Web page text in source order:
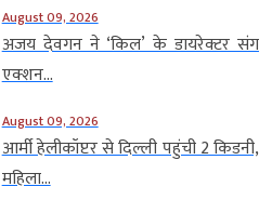
August 09, 2026
अजय देवगन ने ‘किल’ के डायरेक्टर संग
एक्शन...
August 09, 2026
आर्मी हेलीकॉप्टर से दिल्ली पहुंची 2 किडनी,
महिला...